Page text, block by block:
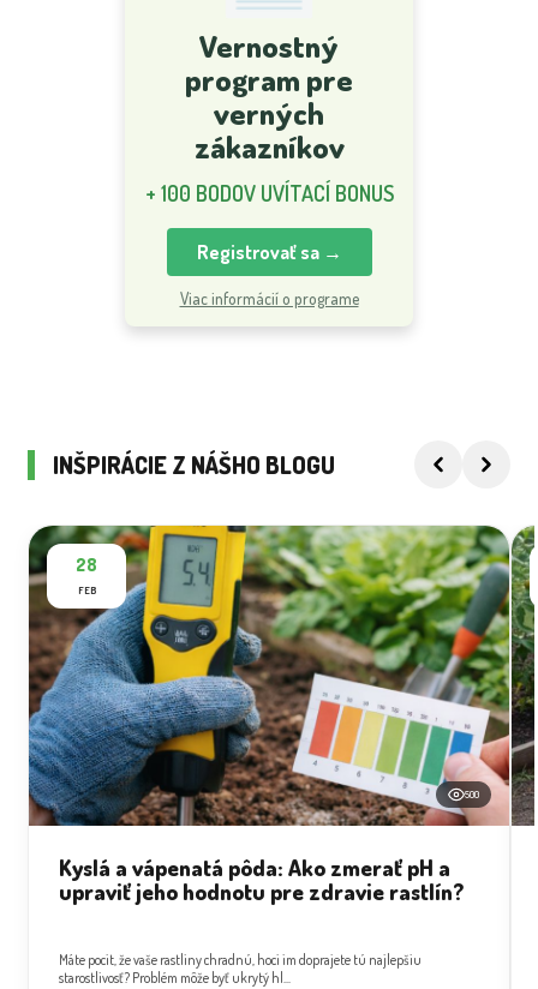
Vernostný
program pre
verných
zákazníkov
+ 100 BODOV UVÍTACÍ BONUS
Registrovať sa →
Viac informácií o programe
INŠPIRÁCIE Z NÁŠHO BLOGU
28
FEB
500
Kyslá a vápenatá pôda: Ako zmerať pH a
upraviť jeho hodnotu pre zdravie rastlín?
Máte pocit, že vaše rastliny chradnú, hoci im doprajete tú najlepšiu
starostlivosť? Problém môže byť ukrytý hl...